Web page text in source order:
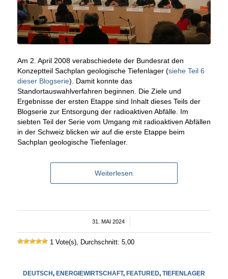
Am 2. April 2008 verabschiedete der Bundesrat den
Konzeptteil Sachplan geologische Tiefenlager (siehe Teil 6
dieser Blogserie). Damit konnte das
Standortauswahlverfahren beginnen. Die Ziele und
Ergebnisse der ersten Etappe sind Inhalt dieses Teils der
Blogserie zur Entsorgung der radioaktiven Abfälle. Im
siebten Teil der Serie vom Umgang mit radioaktiven Abfällen
in der Schweiz blicken wir auf die erste Etappe beim
Sachplan geologische Tiefenlager.
Weiterlesen
31. MAI 2024
/
1 Vote(s), Durchschnitt: 5,00
DEUTSCH, ENERGIEWIRTSCHAFT, FEATURED, TIEFENLAGER